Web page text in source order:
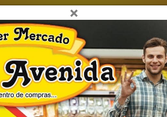
jueves, 06 de agosto del 2026
×